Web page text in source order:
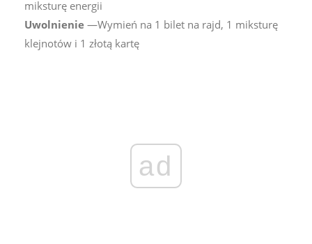
miksturę energii
Uwolnienie —Wymień na 1 bilet na rajd, 1 miksturę
klejnotów i 1 złotą kartę
ad